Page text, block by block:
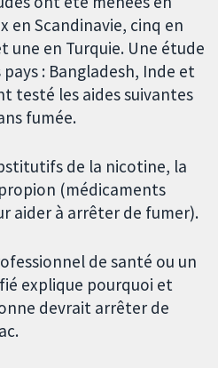
en Scandinavie, cinq en
une en Turquie. Une étude
: Bangladesh, Inde et
testé les aides suivantes
fumée.
de la nicotine, la
(médicaments
aider à arrêter de fumer).
de santé ou un
explique pourquoi et
devrait arrêter de